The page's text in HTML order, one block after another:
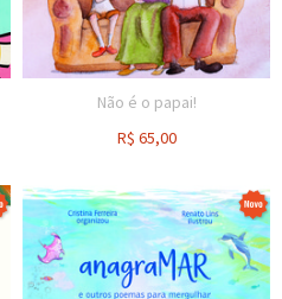
Não é o papai!
R$ 65,00